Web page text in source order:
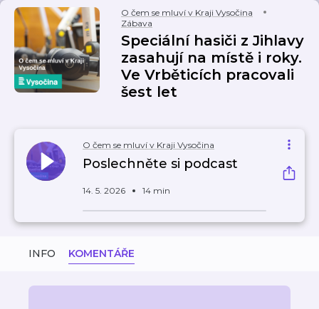
O čem se mluví v Kraji Vysočina
Zábava
Speciální hasiči z Jihlavy
zasahují na místě i roky.
Ve Vrběticích pracovali
šest let
O čem se mluví v Kraji Vysočina
Poslechněte si podcast
14. 5. 2026 14 min
INFO KOMENTÁŘE